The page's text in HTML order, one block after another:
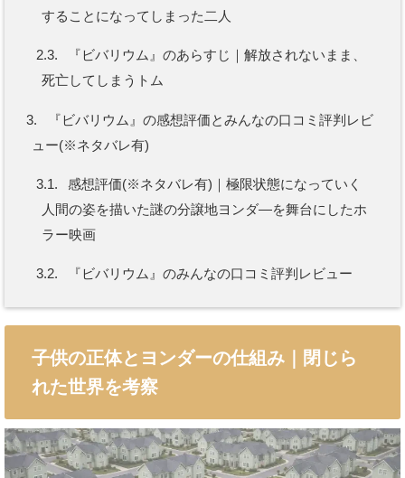
することになってしまった二人
2.3.
『ビバリウム』のあらすじ｜解放されないまま、
死亡してしまうトム
3.
『ビバリウム』の感想評価とみんなの口コミ評判レビ
ュー(※ネタバレ有)
3.1.
感想評価(※ネタバレ有)｜極限状態になっていく
人間の姿を描いた謎の分譲地ヨンダ―を舞台にしたホ
ラー映画
3.2. 『ビバリウム』のみんなの口コミ評判レビュー
子供の正体とヨンダーの仕組み｜閉じら
れた世界を考察